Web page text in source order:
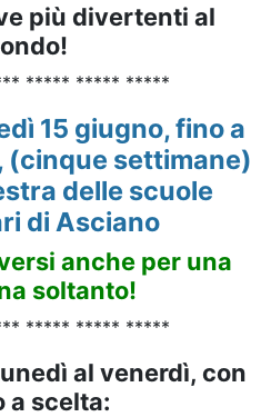
più divertenti al
***** ***** *****
15 giugno, fino a
(cinque settimane)
delle scuole
di Asciano
anche per una
soltanto!
***** ***** *****
al venerdì, con
a scelta: